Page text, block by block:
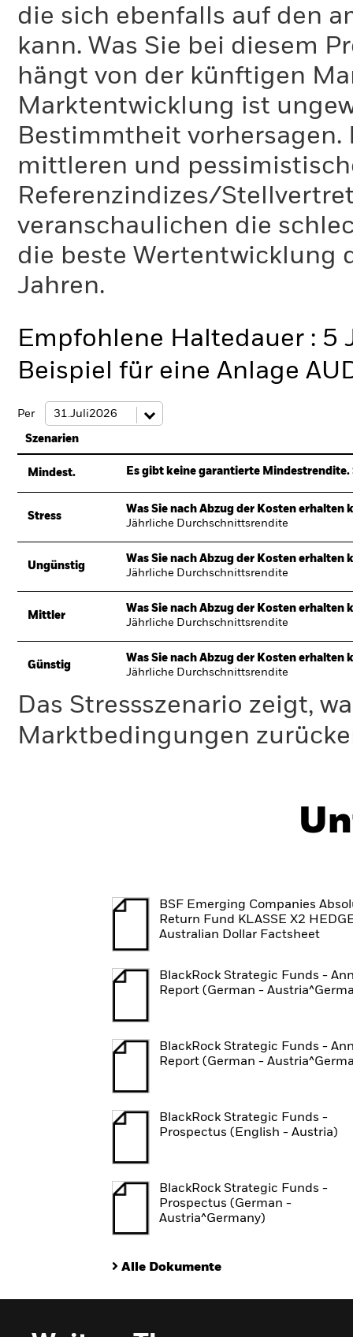
die sich ebenfalls auf den
kann. Was Sie bei diesem
hängt von der künftigen
Marktentwicklung ist
Bestimmtheit
mittleren und
Referenzindizes/
veranschaulichen die
die beste Wertentwicklung
Jahren.
Empfohlene Haltedauer : 5
Beispiel für eine Anlage
Per
Szenarien
Mindest. Es gibt keine garantierte
Stress
Was Sie nach Abzug der Kosten erhalten
Jährliche Durchschnittsrendite
Ungünstig
Was Sie nach Abzug der Kosten erhalten
Jährliche Durchschnittsrendite
Mittler
Was Sie nach Abzug der Kosten erhalten
Jährliche Durchschnittsrendite
Günstig
Was Sie nach Abzug der Kosten erhalten
Jährliche Durchschnittsrendite
Das Stressszenario zeigt,
Marktbedingungen
BSF Emerging Companies
Return Fund KLASSE X2
Australian Dollar Factsheet
BlackRock Strategic Funds -
Report (German -
BlackRock Strategic Funds -
Report (German -
BlackRock Strategic Funds -
Prospectus (English - Austria)
BlackRock Strategic Funds -
Prospectus (German -
Austria^Germany)
Alle Dokumente